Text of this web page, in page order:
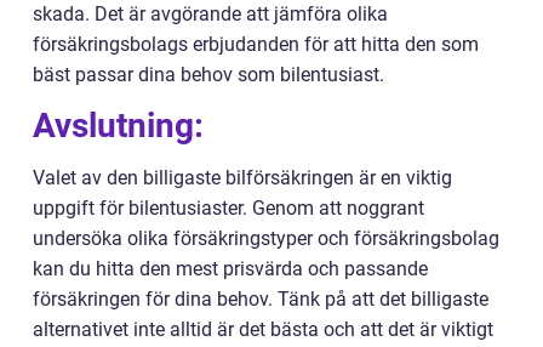
skada. Det är avgörande att jämföra olika
försäkringsbolags erbjudanden för att hitta den som
bäst passar dina behov som bilentusiast.
Avslutning:
Valet av den billigaste bilförsäkringen är en viktig
uppgift för bilentusiaster. Genom att noggrant
undersöka olika försäkringstyper och försäkringsbolag
kan du hitta den mest prisvärda och passande
försäkringen för dina behov. Tänk på att det billigaste
alternativet inte alltid är det bästa och att det är viktigt